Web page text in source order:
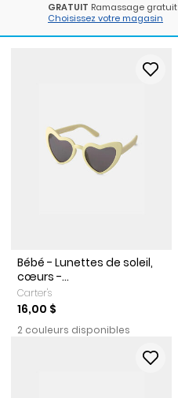
GRATUIT Ramassage gratuit
Choisissez votre magasin
Bébé - Lunettes de soleil,
cœurs -...
Carter's
16,00 $
2 couleurs disponibles